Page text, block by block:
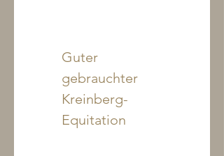
Guter
gebrauchter
Kreinberg-
Equitation